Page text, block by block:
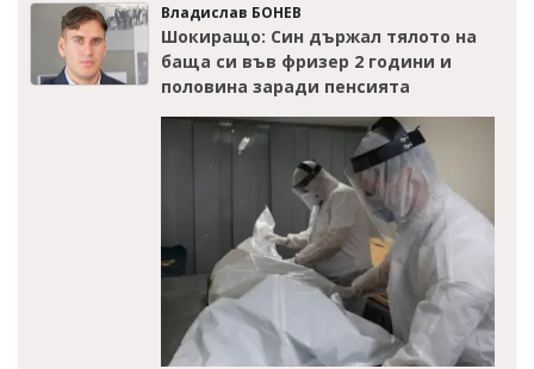
Владислав БОНЕВ
Шокиращо: Син държал тялото на
баща си във фризер 2 години и
половина заради пенсията